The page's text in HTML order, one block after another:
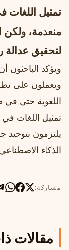
تمثيل اللغات
منعدمة، ولكن
لتحقيق عدالة
ويؤكد الباحثون
ويعملون على
اللغوية حتى في
تمثيل اللغات في
يلتزمون بتوحيد
الذكاء
مشاركة:
مقالات